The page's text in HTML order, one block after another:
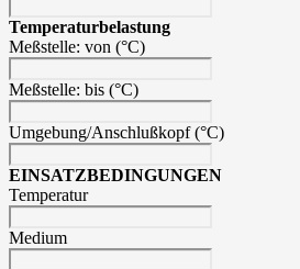
Temperaturbelastung
Meßstelle: von (°C)
Meßstelle: bis (°C)
Umgebung/Anschlußkopf (°C)
EINSATZBEDINGUNGEN
Temperatur
Medium